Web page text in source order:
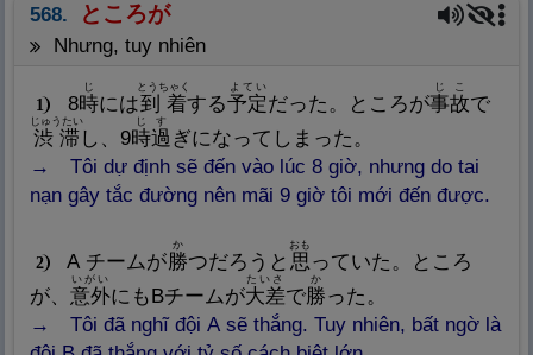
568. ところが
nhưng, tuy nhiên
1 8時
じ
には到着
とうちゃく
する予定
よてい
だった。ところが事故
じこ
で
渋 滞
Nghĩa: Chậm trễ, ngừng lại,
じゅうたい
し、9時
じ
過
す
ぎになってしまった。
Tôi dự định sẽ đến vào lúc 8 giờ, nhưng do tai
nạn gây tắc đường nên mãi 9 giờ tôi mới đến được.
2 A チームが勝
か
つだろうと 思
おも
っていた。ところ
が、 意外
Nghĩa: Ngoài, bên ngoài, phía
いがい
にもBチームが大差
Nghĩa: Sự khác biệt, khoảng
たいさ
で勝
か
った。
Tôi đã nghĩ đội A sẽ thắng. Tuy nhiên, bất ngờ là